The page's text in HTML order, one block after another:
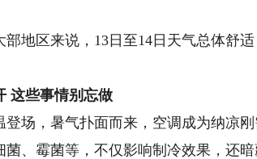
区来说，13日至14日天气总体舒适
这些事情别忘做
，暑气扑面而来，空调成为纳凉刚
、霉菌等，不仅影响制冷效果，还